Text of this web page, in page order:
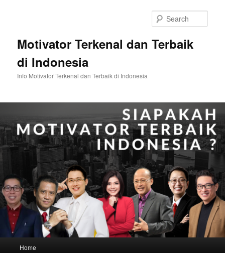
Motivator Terkenal dan Terbaik
di Indonesia
Info Motivator Terkenal dan Terbaik di Indonesia
Home